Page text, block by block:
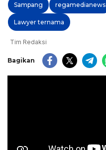
Sampang regamedianews
Lawyer ternama
Tim Redaksi
Bagikan